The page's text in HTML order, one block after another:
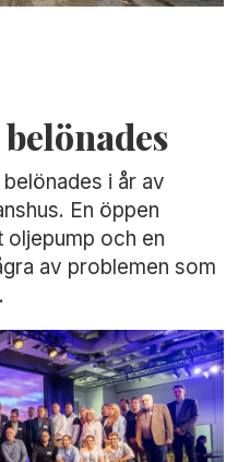
i år av
En öppen
och en
av problemen som